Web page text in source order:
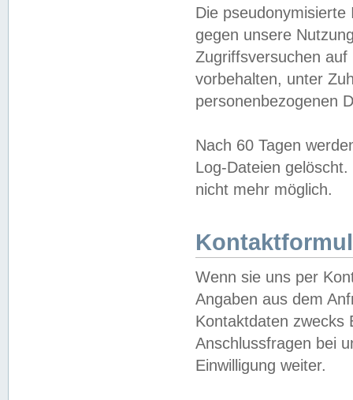
Die
gegen unsere
Zugriffsversuchen
vorbehalten, unter
personenbezogenen
Nach 60 Tagen
Log-Dateien
nicht mehr möglich.
Wenn sie uns per
Angaben aus dem
Kontaktdaten zwecks
Anschlussfragen bei
Einwilligung weiter.